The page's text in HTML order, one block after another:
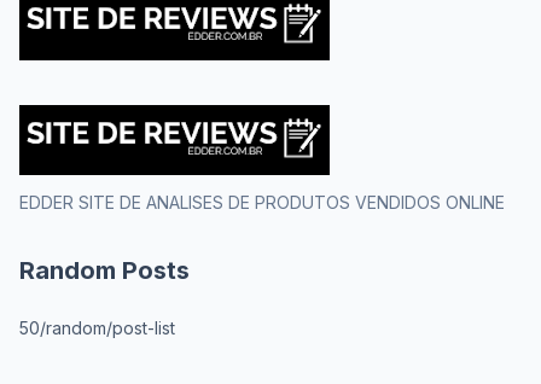
EDDER SITE DE ANALISES DE PRODUTOS VENDIDOS ONLINE
Random Posts
50/random/post-list